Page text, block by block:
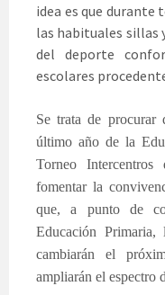
idea es que durante
las habituales sillas
del deporte
escolares
Se trata de procurar
último año de la
Torneo
fomentar la
que, a punto de
Educación Primaria,
cambiarán el
ampliarán el espectro